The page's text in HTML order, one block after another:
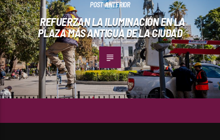
POST ANTERIOR
REFUERZAN LA ILUMINACIÓN EN LA
PLAZA MÁS ANTIGUA DE LA CIUDAD